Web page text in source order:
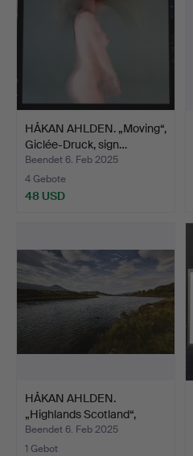
HÅKAN AHLDEN. „Moving“,
Giclée-Druck, sign…
Beendet 6. Feb 2025
4 Gebote
48 USD
HÅKAN AHLDEN.
„Highlands Scotland“,
Giclée…
Beendet 6. Feb 2025
1 Gebot